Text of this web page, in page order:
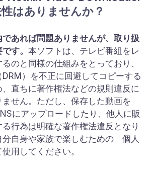
はありませんか？
あれば問題ありませんが、取り扱
す。 本ソフトは、テレビ番組をレ
のと同様の仕組みをとっており、
）を不正に回避してコピーする
、直ちに著作権法などの規則違反に
せん。ただし、保存した動画を
にアップロードしたり、他人に販
行為は明確な著作権法違反となり
自身や家族で楽しむための「個人
用してください。